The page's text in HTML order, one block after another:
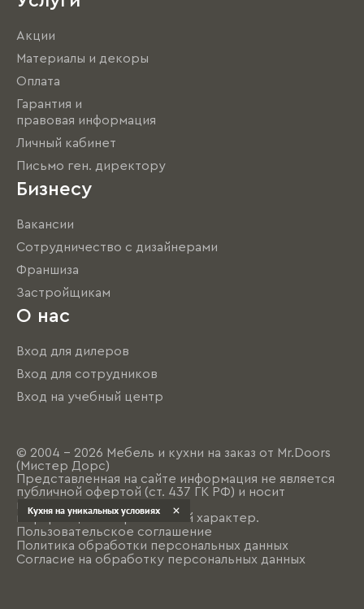
Акции
Материалы и декоры
Оплата
Гарантия и
правовая информация
Личный кабинет
Письмо ген. директору
Бизнесу
Вакансии
Сотрудничество с дизайнерами
Франшиза
Застройщикам
О нас
Вход для дилеров
Вход для сотрудников
Вход на учебный центр
© 2004 - 2026 Мебель и кухни на заказ от Mr.Doors
(Мистер Дорс)
Представленная на сайте информация не является
публичной офертой (ст. 437 ГК РФ) и носит
исключительно
информационно-рекламный характер.
Пользовательское соглашение
Политика обработки персональных данных
Согласие на обработку персональных данных
Кухня на уникальных условиях